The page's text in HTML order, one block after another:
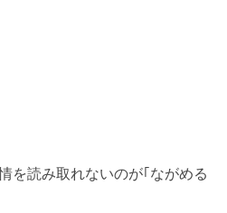
を読み取れないのが｢ながめる